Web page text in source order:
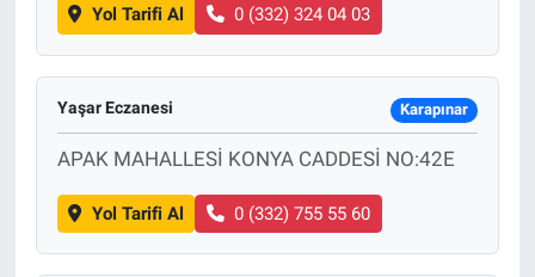
Yol Tarifi Al 0 (332) 324 04 03
Yaşar Eczanesi Karapınar
APAK MAHALLESİ KONYA CADDESİ NO:42E
Yol Tarifi Al 0 (332) 755 55 60